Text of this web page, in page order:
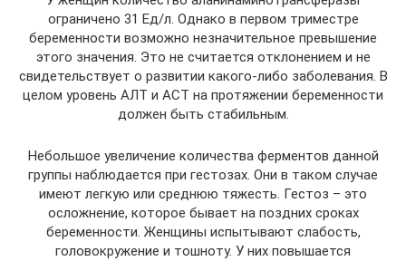
ограничено 31 Ед/л. Однако в первом триместре
беременности возможно незначительное превышение
этого значения. Это не считается отклонением и не
свидетельствует о развитии какого-либо заболевания. В
целом уровень АЛТ и АСТ на протяжении беременности
должен быть стабильным.
Небольшое увеличение количества ферментов данной
группы наблюдается при гестозах. Они в таком случае
имеют легкую или среднюю тяжесть. Гестоз – это
осложнение, которое бывает на поздних сроках
беременности. Женщины испытывают слабость,
головокружение и тошноту. У них повышается